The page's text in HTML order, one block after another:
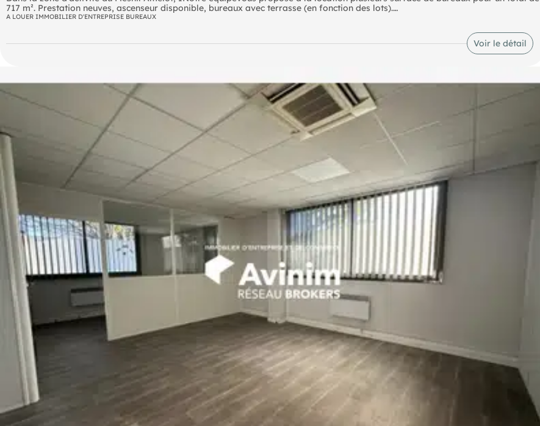
717 m². Prestation neuves, ascenseur disponible, bureaux avec terrasse (en fonction des lots).
Bus 2101 - 2102 - 2161 - 2162 à proximité SNCF Ligne K : Mitry -Claye et Thieux-Nantouillet Autoroute A1 - N104 - N2 à
A LOUER IMMOBILIER D'ENTREPRISE BUREAUX
Voir le détail